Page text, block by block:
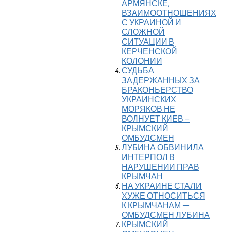
АРМЯНСКЕ,
ВЗАИМООТНОШЕНИЯХ
С УКРАИНОЙ И
СЛОЖНОЙ
СИТУАЦИИ В
КЕРЧЕНСКОЙ
КОЛОНИИ
СУДЬБА
ЗАДЕРЖАННЫХ ЗА
БРАКОНЬЕРСТВО
УКРАИНСКИХ
МОРЯКОВ НЕ
ВОЛНУЕТ КИЕВ –
КРЫМСКИЙ
ОМБУДСМЕН
ЛУБИНА ОБВИНИЛА
ИНТЕРПОЛ В
НАРУШЕНИИ ПРАВ
КРЫМЧАН
НА УКРАИНЕ СТАЛИ
ХУЖЕ ОТНОСИТЬСЯ
К КРЫМЧАНАМ —
ОМБУДСМЕН ЛУБИНА
КРЫМСКИЙ